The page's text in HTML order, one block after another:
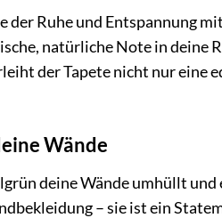
der Ruhe und Entspannung
natürliche Note in deine
der Tapete nicht nur eine
Wände
deine Wände umhüllt
– sie ist ein